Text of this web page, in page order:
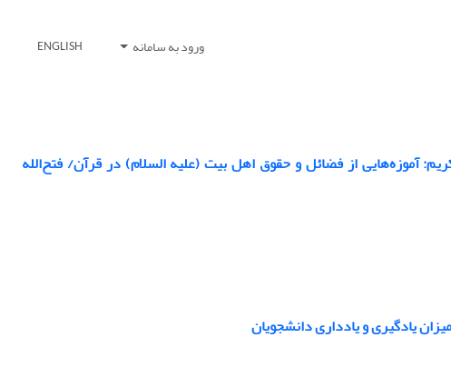
ورود به سامانه ENGLISH
آموزه‌هایی از فضائل و حقوق اهل بیت (علیه السلام) در قرآن/ فتح‌الله
یادگیری و یادداری دانشجویان